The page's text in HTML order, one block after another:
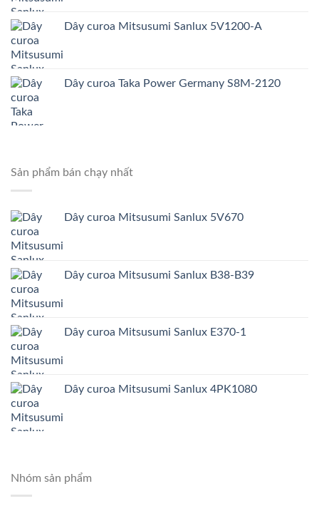
Dây curoa Mitsusumi Sanlux 5V1200-A
Dây curoa Taka Power Germany S8M-2120
Sản phẩm bán chạy nhất
Dây curoa Mitsusumi Sanlux 5V670
Dây curoa Mitsusumi Sanlux B38-B39
Dây curoa Mitsusumi Sanlux E370-1
Dây curoa Mitsusumi Sanlux 4PK1080
Nhóm sản phẩm